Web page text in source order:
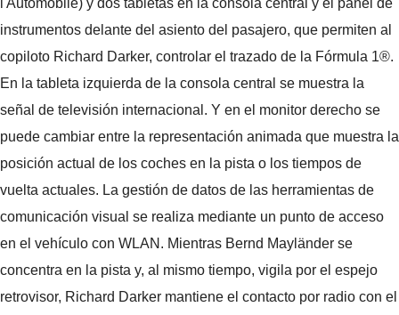
l'Automobile) y dos tabletas en la consola central y el panel de
instrumentos delante del asiento del pasajero, que permiten al
copiloto Richard Darker, controlar el trazado de la Fórmula 1®.
En la tableta izquierda de la consola central se muestra la
señal de televisión internacional. Y en el monitor derecho se
puede cambiar entre la representación animada que muestra la
posición actual de los coches en la pista o los tiempos de
vuelta actuales. La gestión de datos de las herramientas de
comunicación visual se realiza mediante un punto de acceso
en el vehículo con WLAN. Mientras Bernd Mayländer se
concentra en la pista y, al mismo tiempo, vigila por el espejo
retrovisor, Richard Darker mantiene el contacto por radio con el